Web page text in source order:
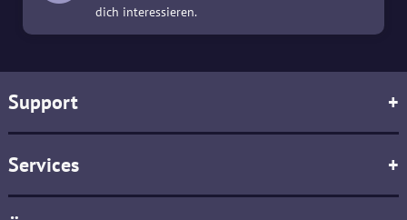
dich interessieren.
Support +
Services +